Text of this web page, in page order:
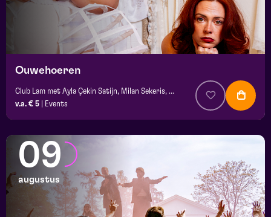
Ouwehoeren
Club Lam met Ayla Çekin Satijn, Milan Sekeris, Dic van Duin, Jean-Baptiste Rey e.a.
v.a. € 5
Events
09
augustus